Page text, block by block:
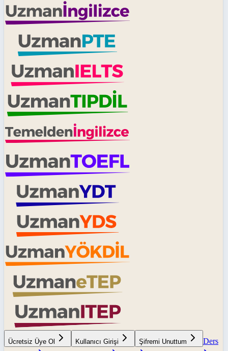
Ücretsiz Üye Ol Kullanıcı Girişi Şifremi Unuttum
Ders